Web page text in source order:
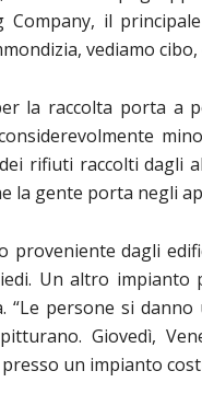
Company, il
vediamo
la raccolta porta a
rifiuti raccolti dagli
la gente porta negli
proveniente dagli
Un altro
“Le persone si
pitturano. Giovedì,
presso un impianto